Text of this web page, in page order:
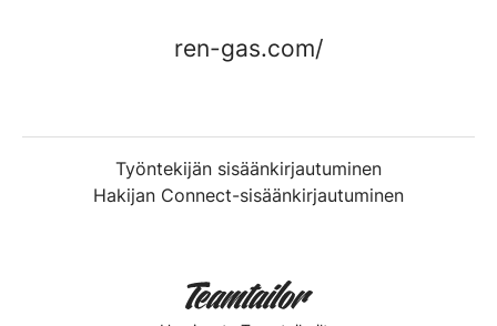
ren-gas.com/
Työntekijän sisäänkirjautuminen
Hakijan Connect-sisäänkirjautuminen